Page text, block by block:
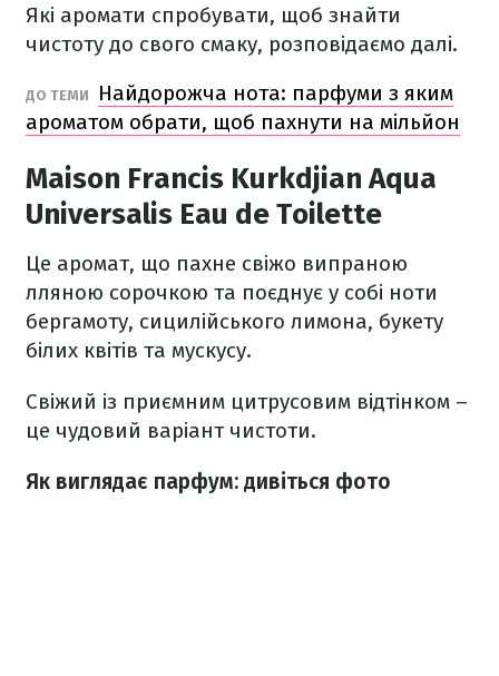
Які аромати спробувати, щоб знайти
чистоту до свого смаку, розповідаємо далі.
ДО ТЕМИ
Найдорожча нота: парфуми з яким
ароматом обрати, щоб пахнути на мільйон
Maison Francis Kurkdjian Aqua
Universalis Eau de Toilette
Це аромат, що пахне свіжо випраною
лляною сорочкою та поєднує у собі ноти
бергамоту, сицилійського лимона, букету
білих квітів та мускусу.
Свіжий із приємним цитрусовим відтінком –
це чудовий варіант чистоти.
Як виглядає парфум: дивіться фото